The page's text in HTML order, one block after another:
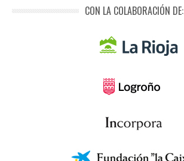
CON LA COLABORACIÓN DE: